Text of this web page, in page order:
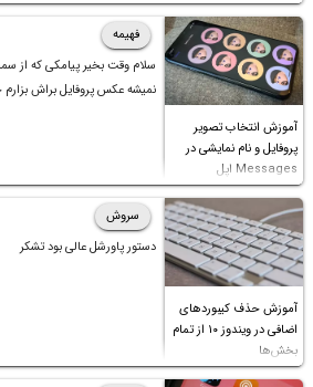
آموزش انتخاب تصویر
پروفایل و نام نمایشی در
Messages اپل
فهیمه
سلام وقت بخیر پیامکی که از
نمیشه عکس پروفایل براش بزارم
آموزش حذف کیبوردهای
اضافی در ویندوز ۱۰ از تمام
بخش‌ها
سروش
دستور پاورشل عالی بود تشکر